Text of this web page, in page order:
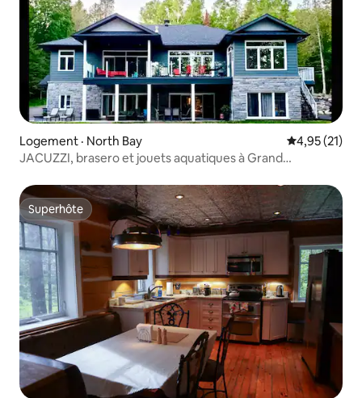
Logement · North Bay Note
4,95 (21)
JACUZZI, brasero et jouets aquatiques à Grand
Superhôte
Superhôte